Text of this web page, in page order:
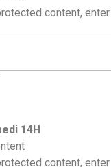
content,
14H
content,